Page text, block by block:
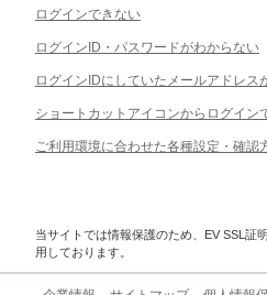
ログインできない
ログインID・パスワードがわからない
ログインIDにしていたメールアドレス
ショートカットアイコンからログイン
ご利用環境に合わせた各種設定・確認
当サイトでは情報保護のため、EV SSL証
用しております。